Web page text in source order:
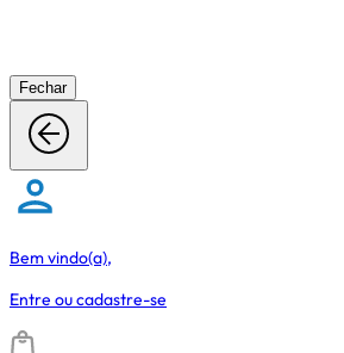
Fechar
Bem vindo(a),
Entre oucadastre-se